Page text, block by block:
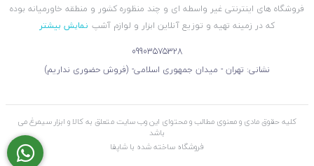
فروشگاه های اینترنتی غیر واسطه ای و چند منظوره کشور و منطقه خاورمیانه بوده
که در زمینه تهیه و توزیع آنلاین ابزار و لوازم آشپ نمایش بیشتر
09903575328
نشانی: تهران - میدان جمهوری اسلامی- (فروش حضوری نداریم)
کلیه حقوق مادی و معنوی مطالب و محتوای این وب سایت متعلق به کالا و ابزار سیمرغ می
باشد
فروشگاه ساخته شده با شاپفا